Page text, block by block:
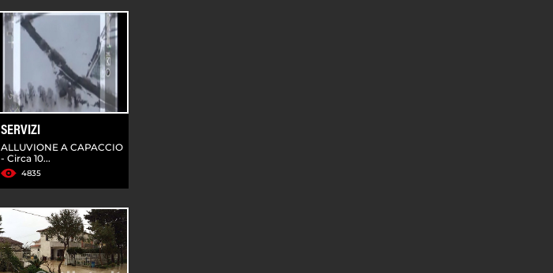
SERVIZI
ALLUVIONE A CAPACCIO
- Circa 10...
4835